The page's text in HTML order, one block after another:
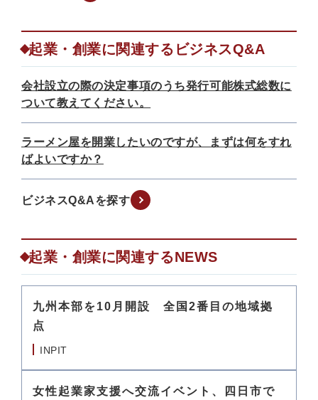
起業・創業に関連するビジネスQ&A
会社設立の際の決定事項のうち発行可能株式総数に
ついて教えてください。
ラーメン屋を開業したいのですが、まずは何をすれ
ばよいですか？
ビジネスQ&Aを探す
起業・創業に関連するNEWS
九州本部を10月開設 全国2番目の地域拠
点
INPIT
女性起業家支援へ交流イベント、四日市で